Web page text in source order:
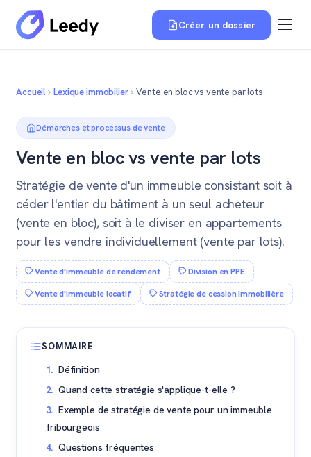
Créer un dossier
Accueil Lexique immobilier Vente en bloc vs vente par lots
Démarches et processus de vente
Vente en bloc vs vente par lots
Stratégie de vente d'un immeuble consistant soit à
céder l'entier du bâtiment à un seul acheteur
(vente en bloc), soit à le diviser en appartements
pour les vendre individuellement (vente par lots).
Vente d'immeuble de rendement
Division en PPE
Vente d'immeuble locatif
Stratégie de cession immobilière
SOMMAIRE
Définition
Quand cette stratégie s'applique-t-elle ?
Exemple de stratégie de vente pour un immeuble
fribourgeois
Questions fréquentes